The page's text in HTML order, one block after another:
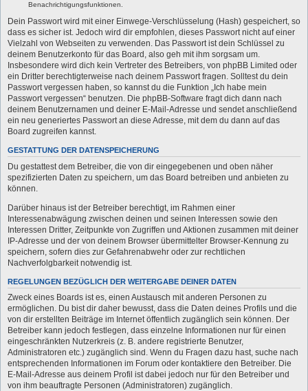
Benachrichtigungsfunktionen.
Dein Passwort wird mit einer Einwege-Verschlüsselung (Hash) gespeichert, so
dass es sicher ist. Jedoch wird dir empfohlen, dieses Passwort nicht auf einer
Vielzahl von Webseiten zu verwenden. Das Passwort ist dein Schlüssel zu
deinem Benutzerkonto für das Board, also geh mit ihm sorgsam um.
Insbesondere wird dich kein Vertreter des Betreibers, von phpBB Limited oder
ein Dritter berechtigterweise nach deinem Passwort fragen. Solltest du dein
Passwort vergessen haben, so kannst du die Funktion „Ich habe mein
Passwort vergessen“ benutzen. Die phpBB-Software fragt dich dann nach
deinem Benutzernamen und deiner E-Mail-Adresse und sendet anschließend
ein neu generiertes Passwort an diese Adresse, mit dem du dann auf das
Board zugreifen kannst.
GESTATTUNG DER DATENSPEICHERUNG
Du gestattest dem Betreiber, die von dir eingegebenen und oben näher
spezifizierten Daten zu speichern, um das Board betreiben und anbieten zu
können.
Darüber hinaus ist der Betreiber berechtigt, im Rahmen einer
Interessenabwägung zwischen deinen und seinen Interessen sowie den
Interessen Dritter, Zeitpunkte von Zugriffen und Aktionen zusammen mit deiner
IP-Adresse und der von deinem Browser übermittelter Browser-Kennung zu
speichern, sofern dies zur Gefahrenabwehr oder zur rechtlichen
Nachverfolgbarkeit notwendig ist.
REGELUNGEN BEZÜGLICH DER WEITERGABE DEINER DATEN
Zweck eines Boards ist es, einen Austausch mit anderen Personen zu
ermöglichen. Du bist dir daher bewusst, dass die Daten deines Profils und die
von dir erstellten Beiträge im Internet öffentlich zugänglich sein können. Der
Betreiber kann jedoch festlegen, dass einzelne Informationen nur für einen
eingeschränkten Nutzerkreis (z. B. andere registrierte Benutzer,
Administratoren etc.) zugänglich sind. Wenn du Fragen dazu hast, suche nach
entsprechenden Informationen im Forum oder kontaktiere den Betreiber. Die
E-Mail-Adresse aus deinem Profil ist dabei jedoch nur für den Betreiber und
von ihm beauftragte Personen (Administratoren) zugänglich.